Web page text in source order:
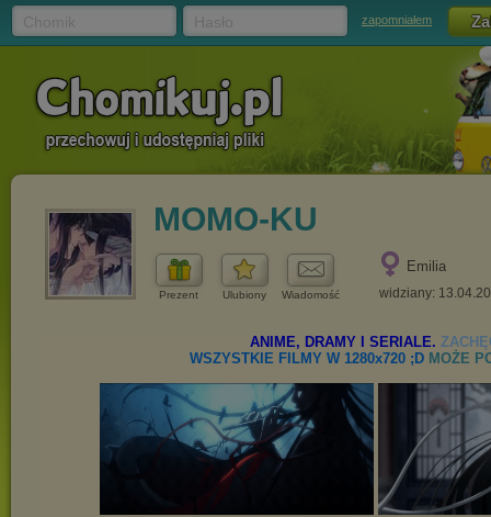
zapomniałem
MOMO-KU
Prezent Ulubiony Wiadomość
Emilia
widziany: